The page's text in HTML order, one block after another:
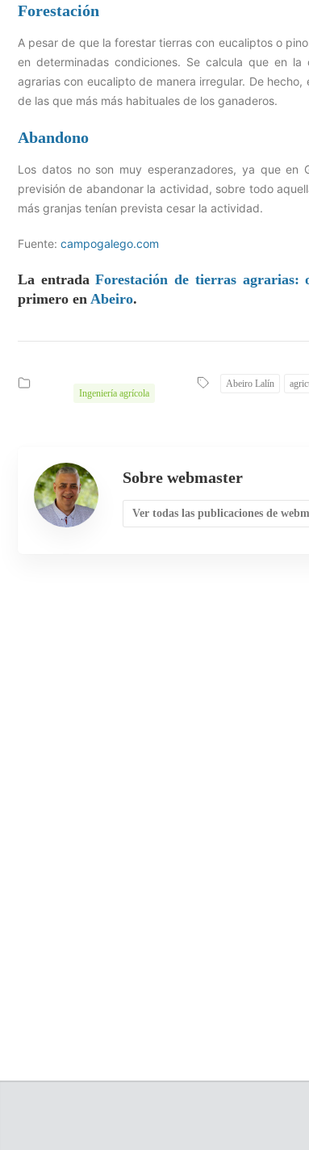
Forestación
A pesar de que la forestar tierras con eucaliptos o
en determinadas condiciones. Se calcula que en
agrarias con eucalipto de manera irregular. De
de las que más más habituales de los ganaderos.
Abandono
Los datos no son muy esperanzadores, ya que en
previsión de abandonar la actividad, sobre todo
más granjas tenían prevista cesar la actividad.
Fuente: campogalego.com
La entradaForestación de tierras agrarias:
primero en Abeiro.
Ingeniería agrícola
Abeiro Lalín
Sobre webmaster
Ver todas las publicaciones de